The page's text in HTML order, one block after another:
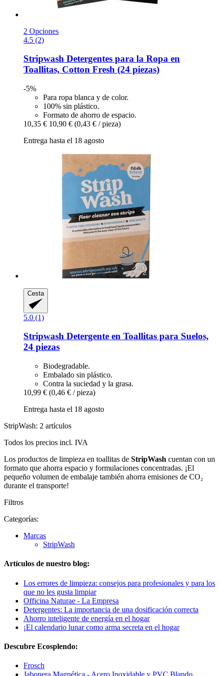
2 Opciones
4.5 (2)
Stripwash Detergentes para la Ropa en
Toallitas, Cotton Fresh (24 piezas)
-5%
Para ropa blanca y de color.
100% sin plástico.
Formato de ahorro de espacio.
10,35 € 10,90 € (0,43 € / pieza)
Entrega hasta el 18 agosto
Cesta
5.0 (1)
Stripwash Detergente en Toallitas para Suelos,
24 piezas
Biodegradable.
Embalado sin plástico.
Contra la suciedad y la grasa.
10,99 € (0,46 € / pieza)
Entrega hasta el 18 agosto
StripWash: 2 artículos
Todos los precios incl. IVA
Los productos de limpieza en toallitas de StripWash cuentan con un
formato que ahorra espacio y formulaciones concentradas. ¡El
pequeño volumen de embalaje también ahorra emisiones de CO₂
durante el transporte!
Filtros
Categorías:
Marcas
StripWash
Artículos de nuestro blog:
Los errores de limpieza: consejos para profesionales y para los
que no les gusta limpiar
Officina Naturae - La Empresa
Detergentes: La importancia de una dosificación correcta
Ahorro inteligente de energía en el hogar
¡El calendario lunar como arma secreta en el hogar
Descubre Ecosplendo:
Frosch
Jabonera Magnética - Acero Inoxidable y PVC Blando